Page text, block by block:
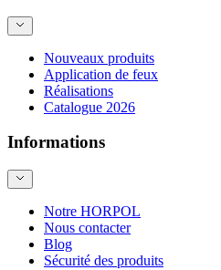
Nouveaux produits
Application de feux
Réalisations
Catalogue 2026
Informations
Notre HORPOL
Nous contacter
Blog
Sécurité des produits